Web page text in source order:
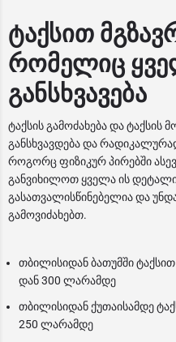
ტაქსით
რომელიც
განსხვავება
ტაქსის გამოძახება და ტაქსის
განსხვავდება და
როგორც ფიზიკურ პირებში
განვიხილოთ ყველა ის
გასათვალისწინებელია და
გამოვიძახებთ.
თბილისიდან ბათუმში
დან 300 ლარამდე
თბილისიდან ქუთაისამდე
250 ლარამდე